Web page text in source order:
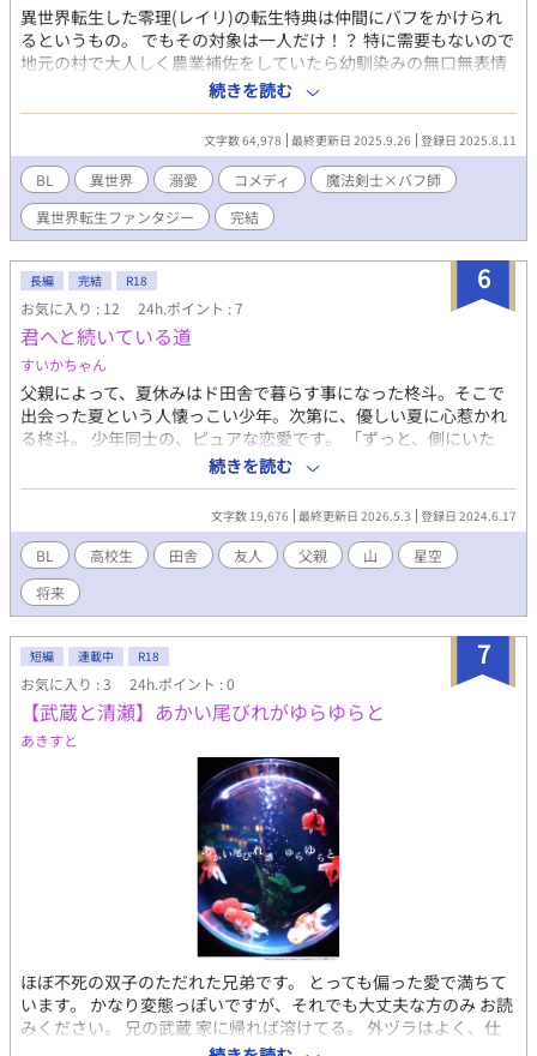
異世界転生した零理(レイリ)の転生特典は仲間にバフをかけられ
るというもの。 でもその対象は一人だけ！？ 特に需要もないので
地元の村で大人しく農業補佐をしていたら幼馴染みの無口無表情
な相方(唯一の同年代)が上京する！？ 一緒に来て欲しいとお願い
されて渋々パーティを組むことに！ すると相方強すぎない？ え、
バフが強いの？ いや相方以外にはかけられんが！？ 最強バフと魔
法剣士がおくるBL異世界譚、始まります！
続きを読む
文字数 64,978 最終更新日 2025.9.26 登録日 2025.8.11
BL 異世界 溺愛 コメディ
魔法剣士×バフ師
異世界転生ファンタジー
完結
6
長編 完結 R18
お気に入り : 12 24h.ポイント : 7
君へと続いている道
すいかちゃん
父親によって、夏休みはド田舎で暮らす事になった柊斗。そこで
出会った夏という人懐っこい少年。次第に、優しい夏に心惹かれ
る柊斗。 少年同士の、ピュアな恋愛です。 「ずっと、側にいた
い」 柊斗と夏の出会いと、彼らが恋人同士になるまでが描かれて
います。 「君と歩む道」 東京にやってくる夏。久しぶりの再会に
照れまくる2人。だが、将来は農業で生計をたてようと考える柊斗
に、母親は反対で…。 将来について考えた2人は…。
続きを読む
文字数 19,676 最終更新日 2026.5.3 登録日 2024.6.17
BL 高校生 田舎 友人 父親 山
星空
将来
7
短編 連載中 R18
お気に入り : 3 24h.ポイント : 0
【武蔵と清瀬】あかい尾びれがゆらゆらと
あきすと
ほぼ不死の双子のただれた兄弟です。 とっても偏った愛で満ちて
います。 かなり変態っぽいですが、それでも大丈夫な方のみ お読
みください。 兄の武蔵 家に帰れば溶けてる。 外ヅラはよく、仕
事人間だけど 弟である、清瀬に精神的な 依存度がかなり高め。